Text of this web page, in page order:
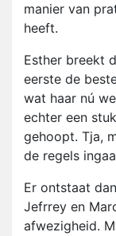
manier van
heeft.
Esther breekt
eerste de
wat haar nú
echter een
gehoopt. Tja,
de regels
Er ontstaat
Jefrrey en
afwezigheid.